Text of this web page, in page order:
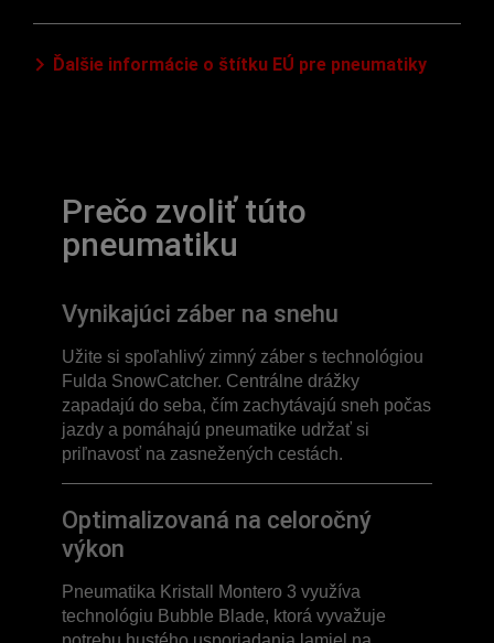
Ďalšie informácie o štítku EÚ pre pneumatiky
Prečo zvoliť túto
pneumatiku
Vynikajúci záber na snehu
Užite si spoľahlivý zimný záber s technológiou
Fulda SnowCatcher. Centrálne drážky
zapadajú do seba, čím zachytávajú sneh počas
jazdy a pomáhajú pneumatike udržať si
priľnavosť na zasnežených cestách.
Optimalizovaná na celoročný
výkon
Pneumatika Kristall Montero 3 využíva
technológiu Bubble Blade, ktorá vyvažuje